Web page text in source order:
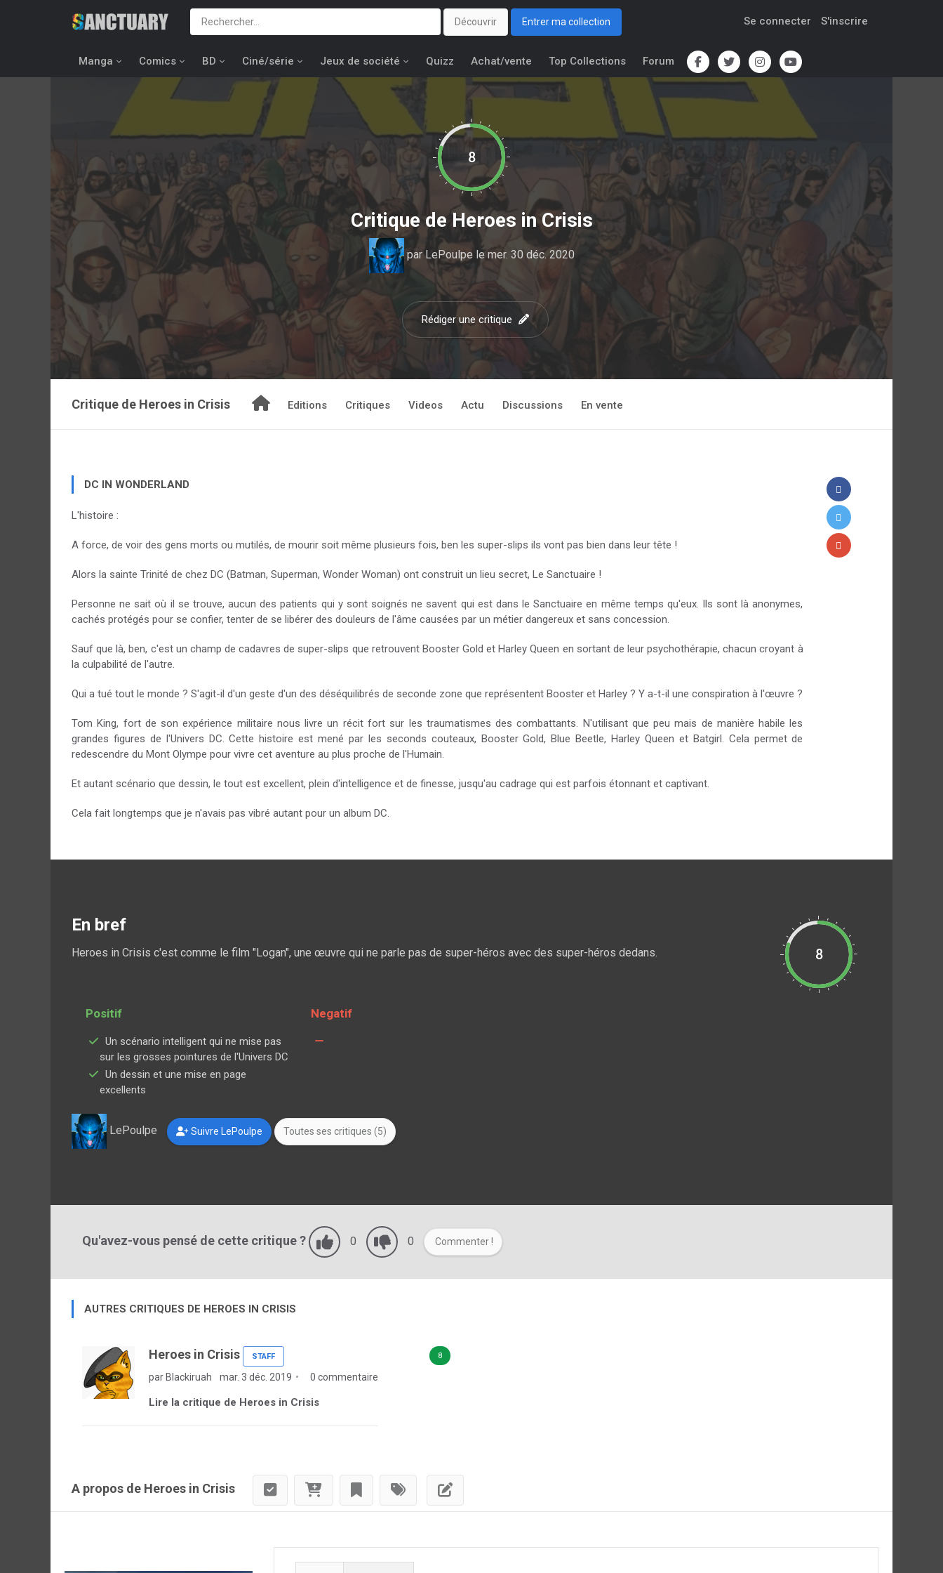
Découvrir Entrer ma collection Se connecter S'inscrire
Manga Comics BD Ciné/série Jeux de société Quizz Achat/vente Top Collections Forum
8
Critique deHeroes in Crisis
parLePoulpele mer. 30 déc. 2020
Rédiger une critique
Critique de Heroes in Crisis Editions Critiques Videos Actu Discussions En vente
DC IN WONDERLAND
L'histoire :
A force, de voir des gens morts ou mutilés, de mourir soit même plusieurs fois, ben les super-slips ils vont pas bien dans leur tête !
Alors la sainte Trinité de chez DC (Batman, Superman, Wonder Woman) ont construit un lieu secret, Le Sanctuaire !
Personne ne sait où il se trouve, aucun des patients qui y sont soignés ne savent qui est dans le Sanctuaire en même temps qu'eux. Ils sont là anonymes,
cachés protégés pour se confier, tenter de se libérer des douleurs de l'âme causées par un métier dangereux et sans concession.
Sauf que là, ben, c'est un champ de cadavres de super-slips que retrouvent Booster Gold et Harley Queen en sortant de leur psychothérapie, chacun croyant à
la culpabilité de l'autre.
Qui a tué tout le monde ? S'agit-il d'un geste d'un des déséquilibrés de seconde zone que représentent Booster et Harley ? Y a-t-il une conspiration à l'œuvre ?
Tom King, fort de son expérience militaire nous livre un récit fort sur les traumatismes des combattants. N'utilisant que peu mais de manière habile les
grandes figures de l'Univers DC. Cette histoire est mené par les seconds couteaux, Booster Gold, Blue Beetle, Harley Queen et Batgirl. Cela permet de
redescendre du Mont Olympe pour vivre cet aventure au plus proche de l'Humain.
Et autant scénario que dessin, le tout est excellent, plein d'intelligence et de finesse, jusqu'au cadrage qui est parfois étonnant et captivant.
Cela fait longtemps que je n'avais pas vibré autant pour un album DC.
En bref
Heroes in Crisis c'est comme le film "Logan", une œuvre qui ne parle pas de super-héros avec des super-héros dedans. 8
Positif
Un scénario intelligent qui ne mise pas
sur les grosses pointures de l'Univers DC
Un dessin et une mise en page
excellents
Negatif
LePoulpe Suivre LePoulpe Toutes ses critiques (5)
Qu'avez-vous pensé de cette critique ? 0 0 Commenter !
AUTRES CRITIQUES DE HEROES IN CRISIS
8
Heroes in Crisis STAFF
par Blackiruah mar. 3 déc. 2019 0 commentaire
Lire la critique de Heroes in Crisis
A propos de Heroes in Crisis